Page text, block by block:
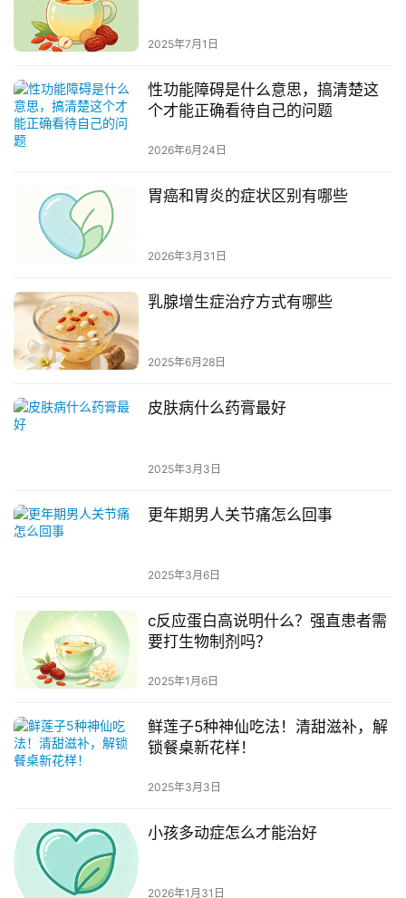
2025年7月1日
性功能障碍是什么意思，搞清楚这
个才能正确看待自己的问题
2026年6月24日
胃癌和胃炎的症状区别有哪些
2026年3月31日
乳腺增生症治疗方式有哪些
2025年6月28日
皮肤病什么药膏最好
2025年3月3日
更年期男人关节痛怎么回事
2025年3月6日
c反应蛋白高说明什么？强直患者需
要打生物制剂吗？
2025年1月6日
鲜莲子5种神仙吃法！清甜滋补，解
锁餐桌新花样！
2025年3月3日
小孩多动症怎么才能治好
2026年1月31日